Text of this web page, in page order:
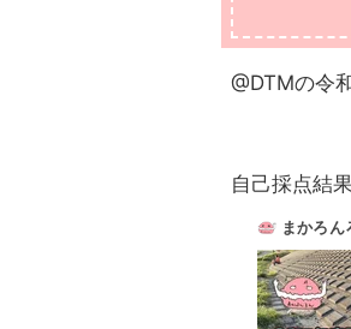
@DTMの令
自己採点結